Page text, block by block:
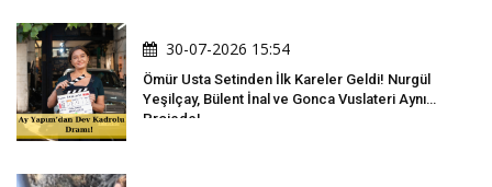
30-07-2026 15:54
Ömür Usta Setinden İlk Kareler Geldi! Nurgül
Yeşilçay, Bülent İnal ve Gonca Vuslateri Aynı
Projede!